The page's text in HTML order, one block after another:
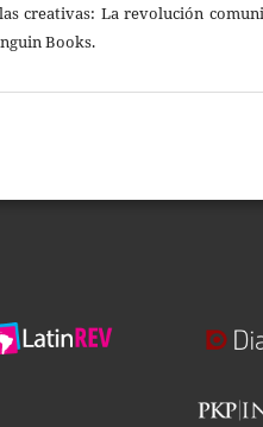
creativas: La revolución
Books.